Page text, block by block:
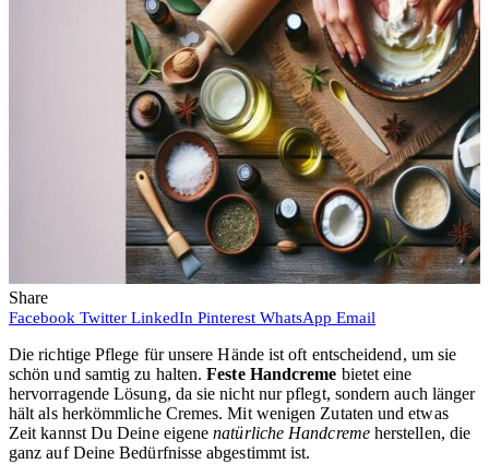
Share
Facebook Twitter LinkedIn Pinterest WhatsApp Email
Die richtige Pflege für unsere Hände ist oft entscheidend, um sie
schön und samtig zu halten.Feste Handcreme bietet eine
hervorragende Lösung, da sie nicht nur pflegt, sondern auch länger
hält als herkömmliche Cremes. Mit wenigen Zutaten und etwas
Zeit kannst Du Deine eigenenatürliche Handcremeherstellen, die
ganz auf Deine Bedürfnisse abgestimmt ist.